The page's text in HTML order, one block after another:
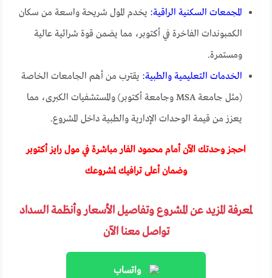
المجمعات السكنية الراقية: يخدم المول شريحة واسعة من سكان
الكمبوندات الفاخرة في أكتوبر، مما يضمن قوة شرائية عالية
ومستمرة.
الخدمات التعليمية والطبية: يقترب من أهم الجامعات الخاصة
(مثل جامعة MSA وجامعة أكتوبر) والمستشفيات الكبرى، مما
يعزز من قيمة الوحدات الإدارية والطبية داخل المشروع.
احجز وحدتك الآن أمام محمود الفار مباشرة في مول رايز أكتوبر
وضمان أعلى ترافيك لمشروعك
لمعرفة المزيد عن المشروع وتفاصيل الأسعار وأنظمة السداد
تواصل معنا الآن
واتساب